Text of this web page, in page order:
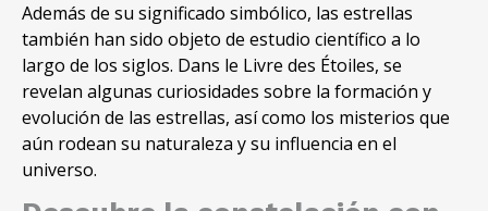
Además de su significado simbólico, las estrellas
también han sido objeto de estudio científico a lo
largo de los siglos. Dans le Livre des Étoiles, se
revelan algunas curiosidades sobre la formación y
evolución de las estrellas, así como los misterios que
aún rodean su naturaleza y su influencia en el
universo.